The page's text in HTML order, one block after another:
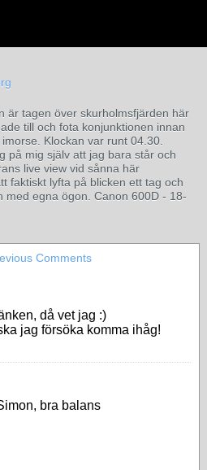
är tagen över skurholmsfjärden här
till och fota konjunktionen innan
Klockan var runt 04.30.
på mig själv att jag bara står och
live view vid sånna här
faktiskt lyfta på blicken ett tag och
med egna ögon. Canon 600D - 18-
Comments
då vet jag :)
jag försöka komma ihåg!
bra balans